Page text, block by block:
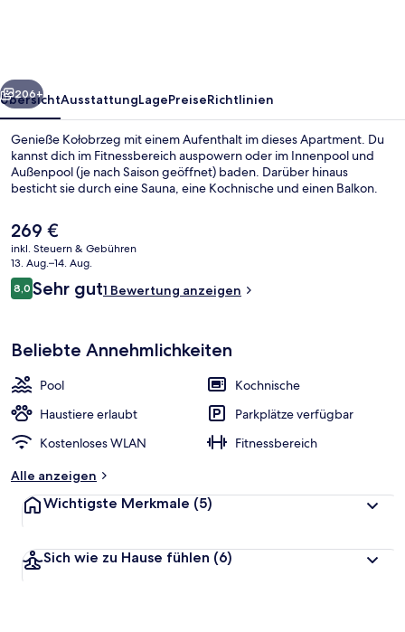
Innenbereich
Weiter
206+
ÜbersichtAusstattungLagePreiseRichtlinien
Genieße Kołobrzeg mit einem Aufenthalt im dieses Apartment. Du
kannst dich im Fitnessbereich auspowern oder im Innenpool und
Außenpool (je nach Saison geöffnet) baden. Darüber hinaus
besticht sie durch eine Sauna, eine Kochnische und einen Balkon.
Der
aktuelle
Preis
beträgt
269 €.
269 €
inkl. Steuern & Gebühren
13. Aug.–14. Aug.
Bewertungen
8,08,0 von 10.
Sehr gut1 Bewertung anzeigen
Beliebte Annehmlichkeiten
Pool
Kochnische
Haustiere erlaubt
Parkplätze verfügbar
Kostenloses WLAN
Fitnessbereich
Alle anzeigen
Wichtigste Merkmale (5)
Sich wie zu Hause fühlen (6)